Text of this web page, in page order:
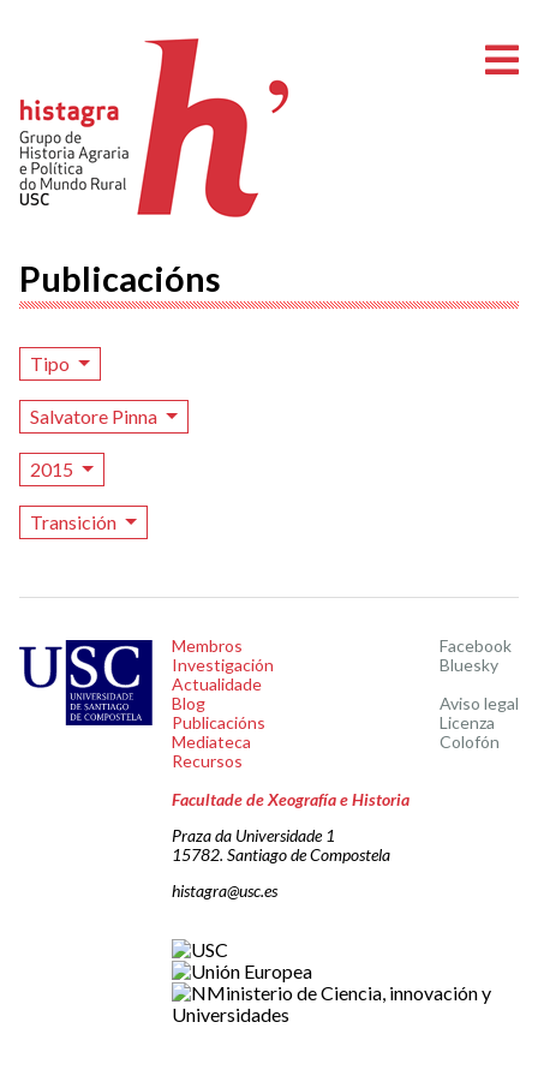
Publicacións
Tipo
Salvatore Pinna
2015
Transición
Membros
Investigación
Actualidade
Blog
Publicacións
Mediateca
Recursos
Facebook
Bluesky
Aviso legal
Licenza
Colofón
Facultade de Xeografía e Historia
Praza da Universidade 1
15782. Santiago de Compostela
histagra@usc.es